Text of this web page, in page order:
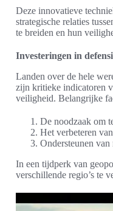
Deze innovatieve
strategische relaties
te breiden en hun
Investeringen in
Landen over de hele
zijn kritieke indicatoren
veiligheid. Belangrijke
De noodzaak om
Het verbeteren
Ondersteunen
In een tijdperk van
verschillende regio’s te